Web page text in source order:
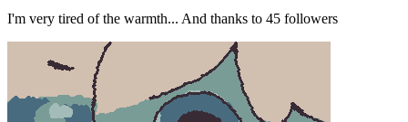
I'm very tired of the warmth... And thanks to 45 followers